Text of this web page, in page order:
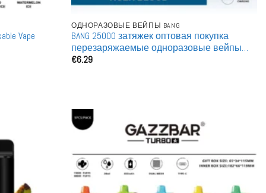
Vape
ОДНОРАЗОВЫЕ ВЕЙПЫ BANG
BANG 25000 затяжек оптовая покупка
перезаряжаемые одноразовые вейпы
оптом
€6.29